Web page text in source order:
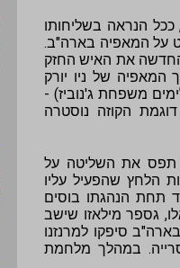
מרנזנו, ככל הנראה בשליחותו
על המאפיה בארה"ב.
החדשה את האיש החזק
של ניו יורק
משפחת ג'נוביז) -
הקוזה נוסטרה
תפס את השליטה על
הלחץ שהפעיל עליו
תחת הנהגתו בוסים
גספר מילאזו שישב
סיפקו למרנזנו
במהלך מלחמת